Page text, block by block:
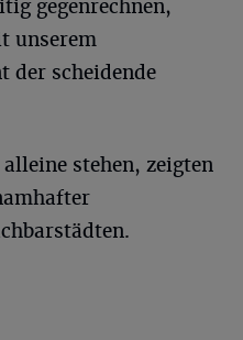
gegenrechnen,
unserem
der scheidende
stehen, zeigten